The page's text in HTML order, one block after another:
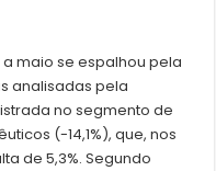
maio se espalhou pela
analisadas pela
no segmento de
(-14,1%), que, nos
de 5,3%. Segundo